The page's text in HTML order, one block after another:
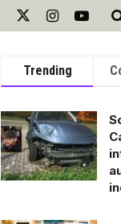
Trending